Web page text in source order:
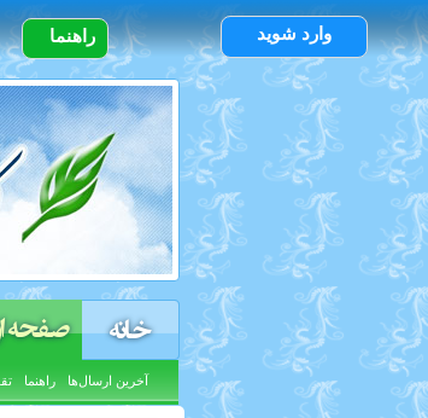
راهنما وارد شوید
خانه صفحه
آخرین ارسال‌ها راهنما